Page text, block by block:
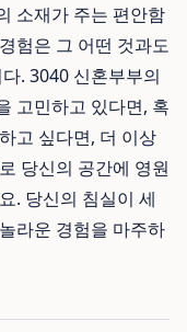
소재가 주는 편안함
험은 그 어떤 것과도
. 3040 신혼부부의
고민하고 있다면, 혹
고 싶다면, 더 이상
로 당신의 공간에 영원
. 당신의 침실이 세
라운 경험을 마주하